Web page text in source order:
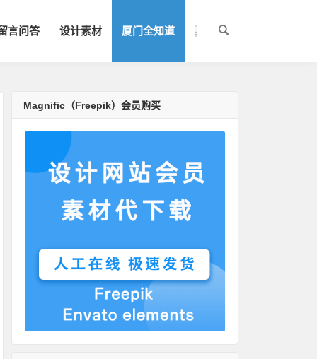
言问答 设计素材 厦门全知道
Magnific（Freepik）会员购买